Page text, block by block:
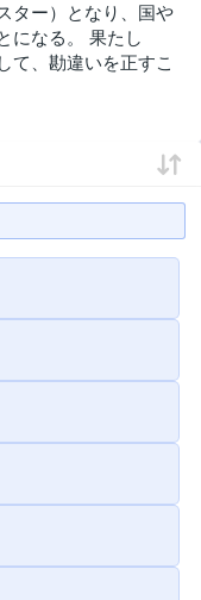
ター）となり、国や
になる。 果たし
て、勘違いを正すこ